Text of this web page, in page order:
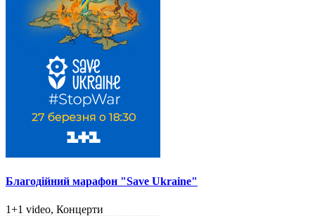
Благодійний марафон "Save Ukraine"
1+1 video, Концерти